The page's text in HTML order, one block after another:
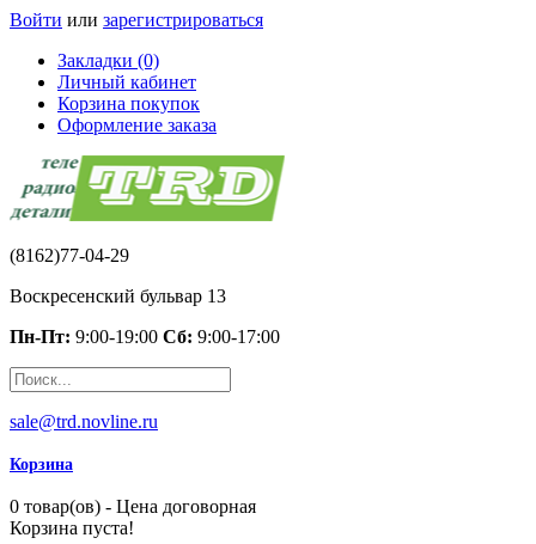
Войти или зарегистрироваться
Закладки (0)
Личный кабинет
Корзина покупок
Оформление заказа
(8162)77-04-29
Воскресенский бульвар 13
Пн-Пт: 9:00-19:00 Сб: 9:00-17:00
sale@trd.novline.ru
Корзина
0 товар(ов) - Цена договорная
Корзина пуста!